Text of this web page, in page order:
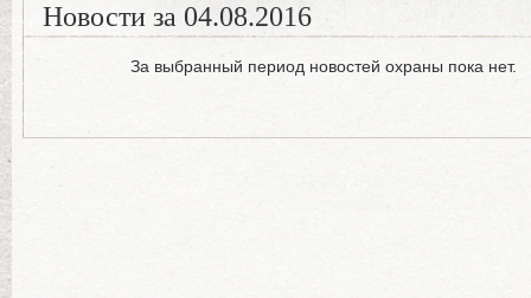
Новости за 04.08.2016
За выбранный период новостей охраны пока нет.